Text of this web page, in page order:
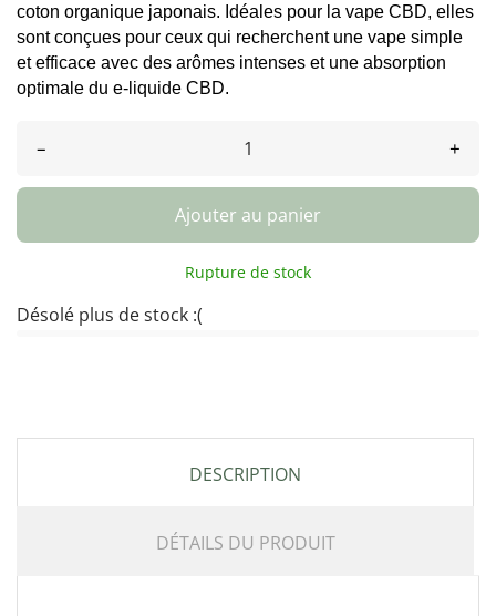
coton organique japonais. Idéales pour la vape CBD, elles
sont conçues pour ceux qui recherchent une vape simple
et efficace avec des arômes intenses et une absorption
optimale du e-liquide CBD.
– +
Ajouter au panier
Rupture de stock
Désolé plus de stock :(
DESCRIPTION
DÉTAILS DU PRODUIT